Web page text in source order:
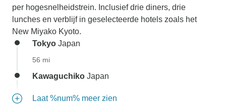
per hogesnelheidstrein. Inclusief drie diners, drie
lunches en verblijf in geselecteerde hotels zoals het
New Miyako Kyoto.
Tokyo Japan
56 mi
Kawaguchiko Japan
Laat %num% meer zien